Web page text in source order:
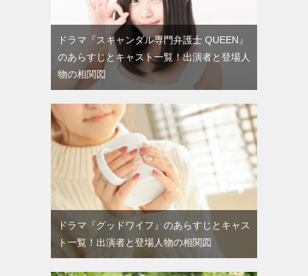
ドラマ『スキャンダル専門弁護士 QUEEN』
のあらすじとキャスト一覧！出演者と登場人
物の相関図
ドラマ『グッドワイフ』のあらすじとキャス
ト一覧！出演者と登場人物の相関図